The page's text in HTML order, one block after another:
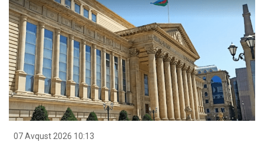
07 Avqust 2026 10:13